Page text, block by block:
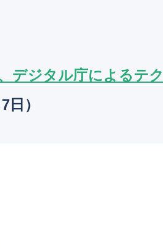
デジタル庁によるテ
日）